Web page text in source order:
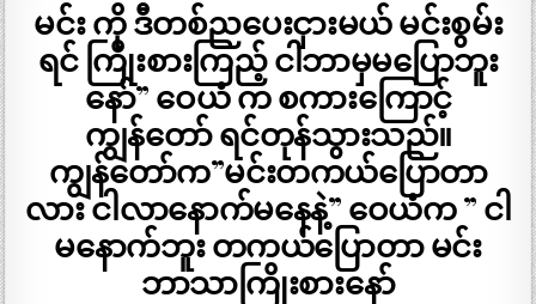
မင်း ကို ဒီတစ်ညပေးငှားမယ် မင်းစွမ်း
ရင် ကြိုးစားကြည့် ငါဘာမှမပြောဘူး
နော်” ဝေယံ က စကားကြောင့်
ကျွန်တော် ရင်တုန်သွားသည်။
ကျွန်တော်က”မင်းတကယ်ပြောတာ
လား ငါလာနောက်မနေနဲ့” ဝေယံက ” ငါ
မနောက်ဘူး တကယ်ပြောတာ မင်း
ဘာသာကြိုးစားနော်